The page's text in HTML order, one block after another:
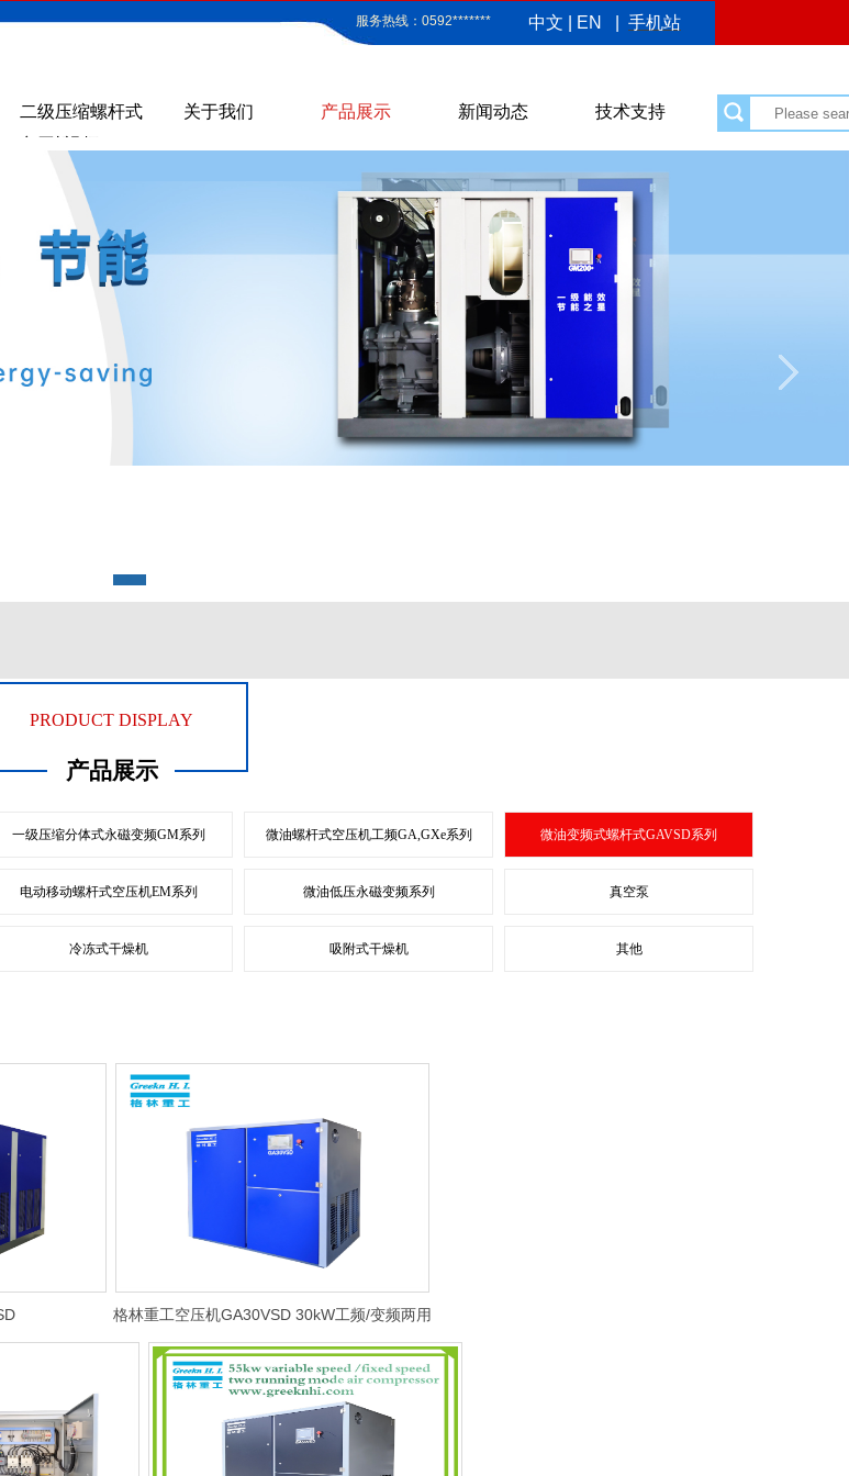
中文 EN 手机站
服务热线：0592*******
二级压缩螺杆式
系列
关于我们 产品展示 新闻动态
技术支持
PRODUCT DISPLAY
产品展示
一级压缩分体式永磁变频GM系列 微油螺杆式空压机工频GA,GXe系列 微油变频式螺杆式GAVSD系列
电动移动螺杆式空压机EM系列 微油低压永磁变频系列 真空泵
冷冻式干燥机 吸附式干燥机 其他
格林重工空压机GA30VSD 30kW工频/变频两用